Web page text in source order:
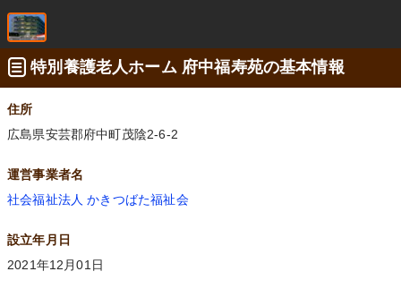
特別養護老人ホーム 府中福寿苑の基本情報
住所
広島県安芸郡府中町茂陰2-6-2
運営事業者名
社会福祉法人 かきつばた福祉会
設立年月日
2021年12月01日